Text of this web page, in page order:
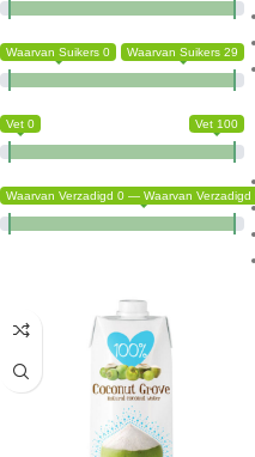
Waarvan Suikers 0 Waarvan Suikers 29
Vet 0 Vet 100
Waarvan Verzadigd 0 — Waarvan Verzadigd